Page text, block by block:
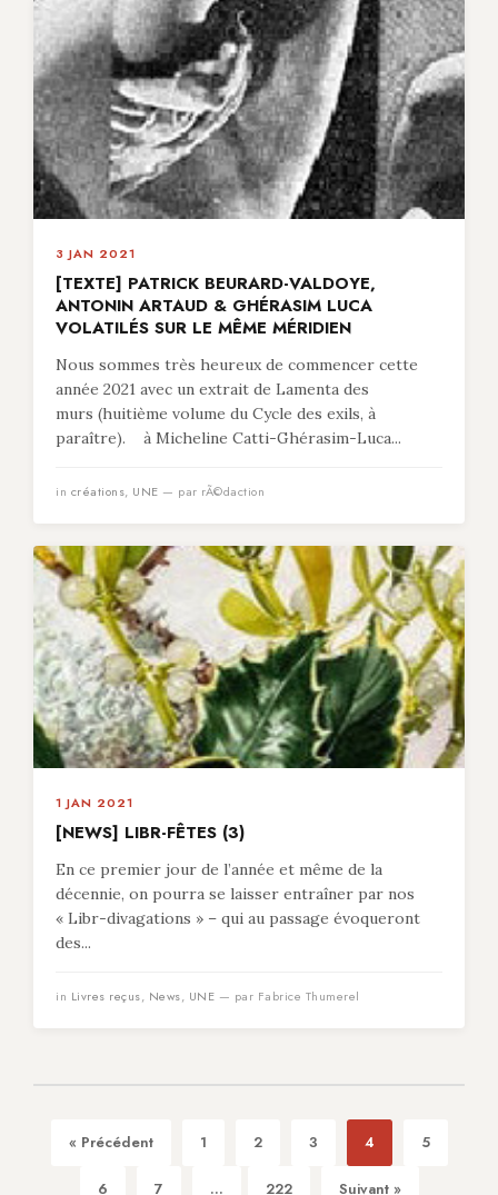
3 JAN 2021
[TEXTE] PATRICK BEURARD-VALDOYE,
ANTONIN ARTAUD & GHÉRASIM LUCA
VOLATILÉS SUR LE MÊME MÉRIDIEN
Nous sommes très heureux de commencer cette
année 2021 avec un extrait de Lamenta des
murs (huitième volume du Cycle des exils, à
paraître). à Micheline Catti-Ghérasim-Luca...
in créations, UNE — par rÃ©daction
1 JAN 2021
[NEWS] LIBR-FÊTES (3)
En ce premier jour de l’année et même de la
décennie, on pourra se laisser entraîner par nos
« Libr-divagations » – qui au passage évoqueront
des...
in Livres reçus, News, UNE — par Fabrice Thumerel
« Précédent 1 2 3 4 5
6 7 ... 222 Suivant »